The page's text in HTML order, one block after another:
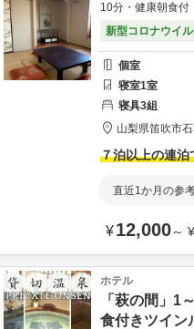
10分・健康朝食付
新型コロナウイ
個室
寝室1室
寝具3組
山梨県笛吹市
７泊以上の連泊
直近1か月の参
¥12,000～ ¥
ホテル
「萩の間」1
食付きツイ